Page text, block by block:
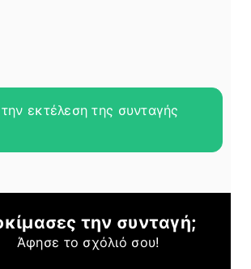
την εκτέλεση της συνταγής
την συνταγή;
Άφησε το σχόλιό σου!